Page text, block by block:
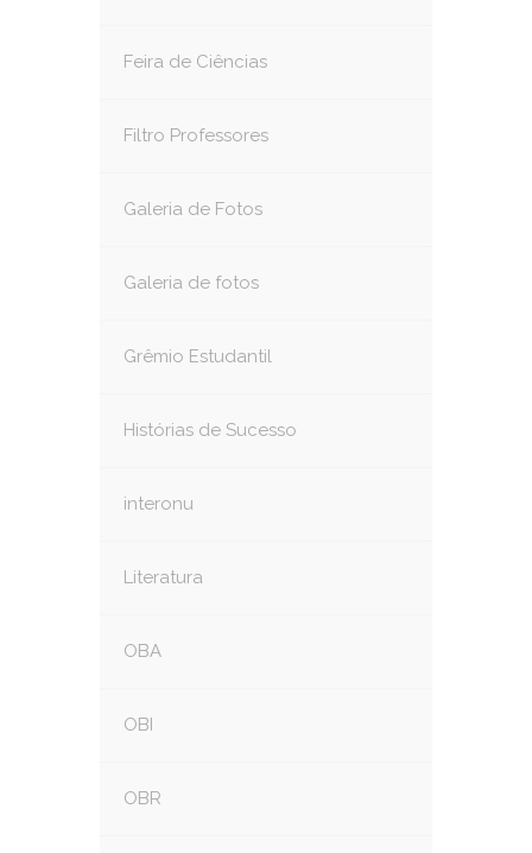
Feira de Ciências
Filtro Professores
Galeria de Fotos
Galeria de fotos
Grêmio Estudantil
Histórias de Sucesso
interonu
Literatura
OBA
OBI
OBR